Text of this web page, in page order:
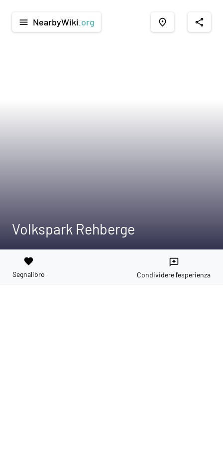
menu NearbyWiki .org place share
Volkspark Rehberge
favorite
Segnalibro
reviews
Condividere l'esperienza